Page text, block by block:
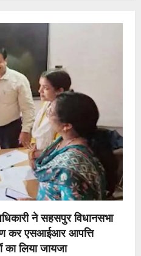
ने सहसपुर विधानसभा
कर एसआईआर आपत्ति
का लिया जायजा